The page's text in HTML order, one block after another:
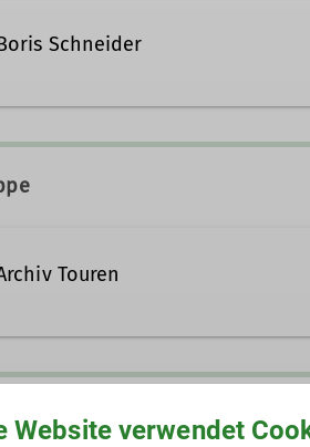
Schneider
Kletterbetreuer
Touren
Website verwendet